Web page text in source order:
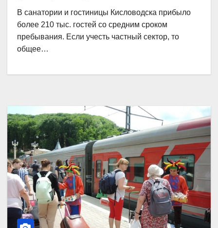
В санатории и гостиницы Кисловодска прибыло
более 210 тыс. гостей со средним сроком
пребывания. Если учесть частный сектор, то
общее…